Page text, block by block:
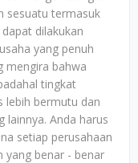
sesuatu termasuk
dilakukan
yang penuh
mengira bahwa
tingkat
lebih bermutu dan
lainnya. Anda harus
setiap perusahaan
yang benar - benar